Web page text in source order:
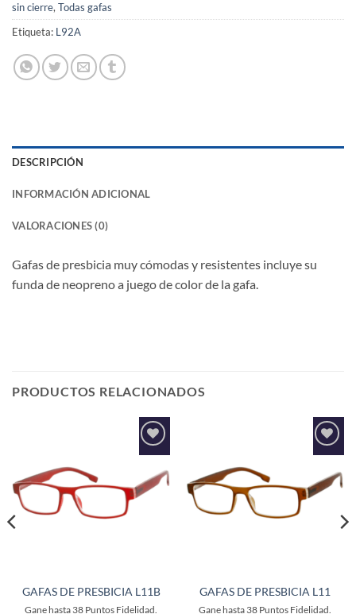
sin cierre,Todas gafas
Etiqueta: L92A
DESCRIPCIÓN
INFORMACIÓN ADICIONAL
VALORACIONES (0)
Gafas de presbicia muy cómodas y resistentes incluye su
funda de neopreno a juego de color de la gafa.
PRODUCTOS RELACIONADOS
Añadir
lista de
deseos
GAFAS DE PRESBICIA L11B
Gane hasta 38 Puntos Fidelidad.
Añadir
lista de
deseos
GAFAS DE PRESBICIA L11
Gane hasta 38 Puntos Fidelidad.